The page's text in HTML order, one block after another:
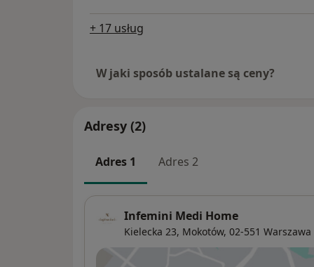
z wykorzystaniem lasera Alma CO₂ oraz
radiofrekwencji mikroigłowej,
-zabiegi z zakresu medycyny
-skleroterapię
nowoczesnymi metodami diagnostyki
zaopiekowana na każdym etapie
wizyty przebiegały w atmosferze
dyskrecji i wzajemnego szacunku.
również poprawa jakości życia,
+ 17 usług
W jaki sposób ustalane są ceny?
Adresy (2)
Adres 1 Adres 2
Infemini Medi Home
Kielecka 23, Mokotów, 02-551 Warszawa